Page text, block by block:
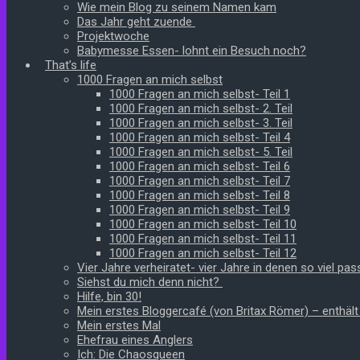
Wie mein Blog zu seinem Namen kam
Das Jahr geht zuende
Projektwoche
Babymesse Essen- lohnt ein Besuch noch?
That’s life
1000 Fragen an mich selbst
1000 Fragen an mich selbst- Teil 1
1000 Fragen an mich selbst- 2. Teil
1000 Fragen an mich selbst- 3. Teil
1000 Fragen an mich selbst- Teil 4
1000 Fragen an mich selbst- 5. Teil
1000 Fragen an mich selbst- Teil 6
1000 Fragen an mich selbst- Teil 7
1000 Fragen an mich selbst- Teil 8
1000 Fragen an mich selbst- Teil 9
1000 Fragen an mich selbst- Teil 10
1000 Fragen an mich selbst- Teil 11
1000 Fragen an mich selbst- Teil 12
Vier Jahre verheiratet- vier Jahre in denen so viel
Siehst du mich denn nicht?
Hilfe, bin 30!
Mein erstes Bloggercafé (von Britax Römer) – enthält
Mein erstes Mal
Ehefrau eines Anglers
Ich: Die Chaosqueen